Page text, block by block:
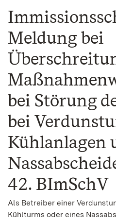
Meldung bei
bei Störung
bei
Kühlanlagen
42. BImSchV
Als Betreiber einer
Kühlturms oder eines